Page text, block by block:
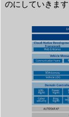
のにしていきます